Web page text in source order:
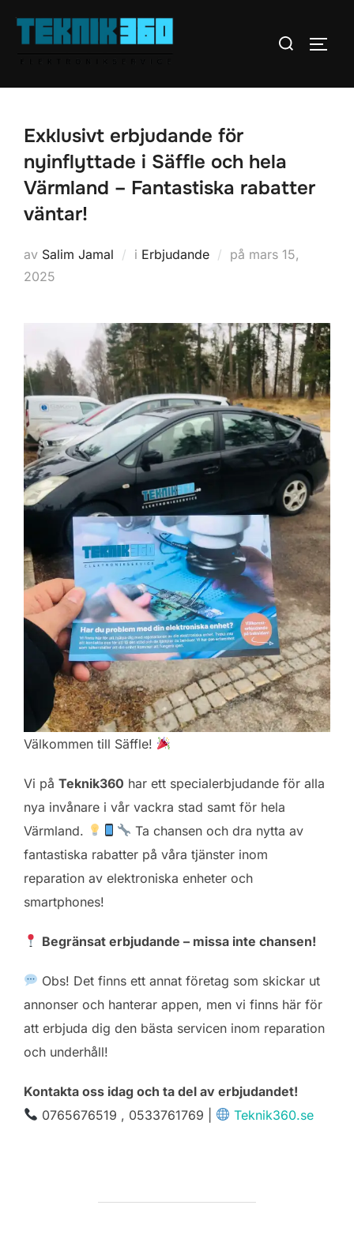
Sök
Exklusivt erbjudande för
nyinflyttade i Säffle och hela
Värmland – Fantastiska rabatter
väntar!
av Salim Jamal i Erbjudande på Publicerat
mars 15,
2025
Välkommen till Säffle!
Vi på Teknik360 har ett specialerbjudande för alla
nya invånare i vår vackra stad samt för hela
Värmland.
Ta chansen och dra nytta av
fantastiska rabatter på våra tjänster inom
reparation av elektroniska enheter och
smartphones!
Begränsat erbjudande – missa inte chansen!
Obs! Det finns ett annat företag som skickar ut
annonser och hanterar appen, men vi finns här för
att erbjuda dig den bästa servicen inom reparation
och underhåll!
Kontakta oss idag och ta del av erbjudandet!
0765676519 , 0533761769 |
Teknik360.se